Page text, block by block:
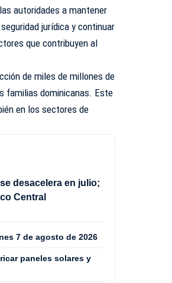
autoridades a mantener
jurídica y continuar
que contribuyen al
de miles de millones de
familias dominicanas. Este
en los sectores de
desacelera en julio;
Central
7 de agosto de 2026
paneles solares y